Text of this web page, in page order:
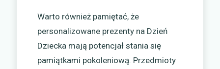
Warto również pamiętać, że
personalizowane prezenty na Dzień
Dziecka mają potencjał stania się
pamiątkami pokoleniową. Przedmioty